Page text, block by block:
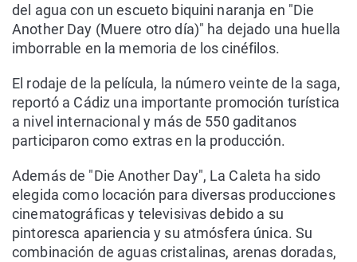
del agua con un escueto biquini naranja en "Die
Another Day (Muere otro día)" ha dejado una huella
imborrable en la memoria de los cinéfilos.
El rodaje de la película, la número veinte de la saga,
reportó a Cádiz una importante promoción turística
a nivel internacional y más de 550 gaditanos
participaron como extras en la producción.
Además de "Die Another Day", La Caleta ha sido
elegida como locación para diversas producciones
cinematográficas y televisivas debido a su
pintoresca apariencia y su atmósfera única. Su
combinación de aguas cristalinas, arenas doradas,